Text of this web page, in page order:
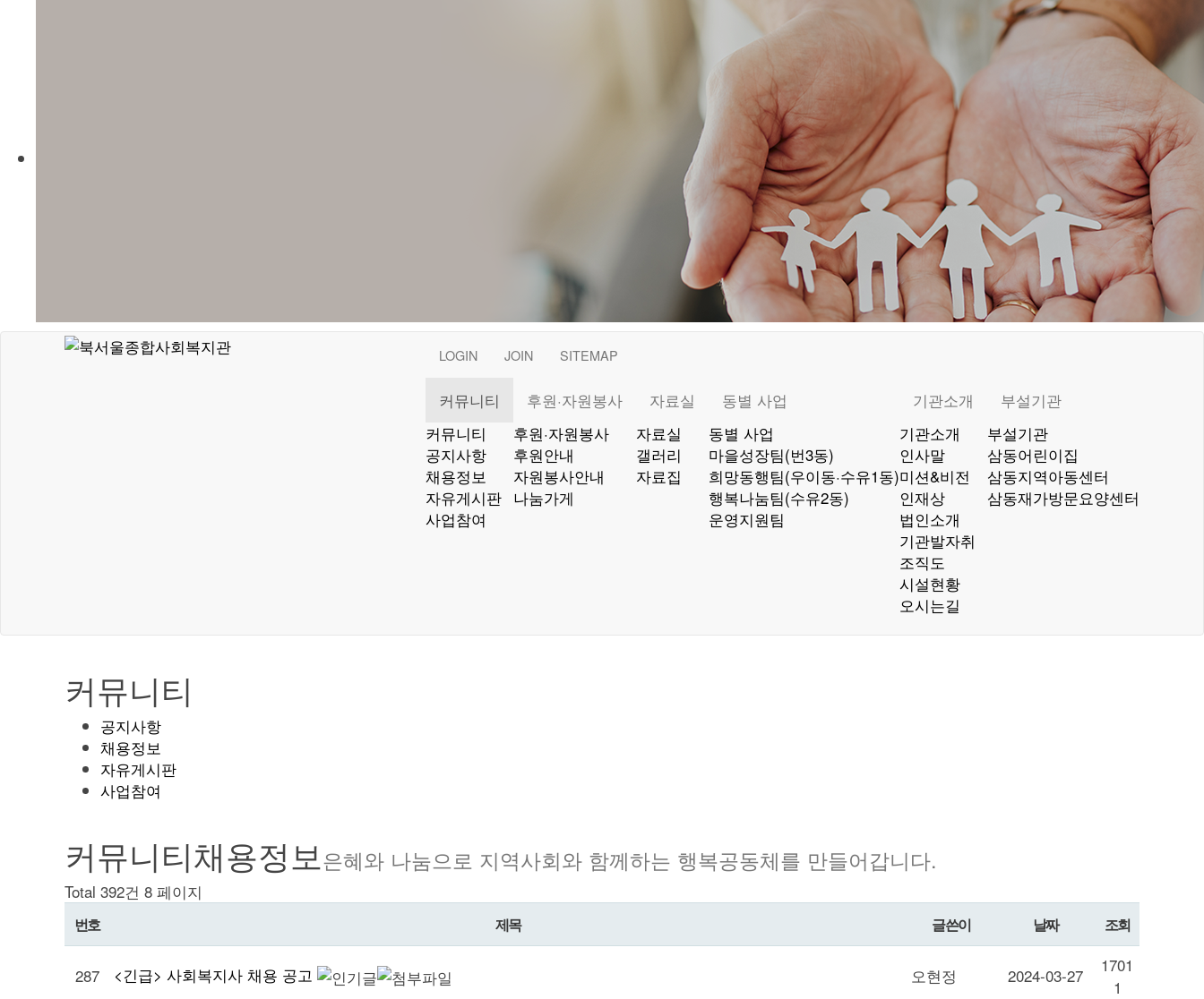
LOGIN JOIN SITEMAP
커뮤니티
커뮤니티
공지사항
채용정보
자유게시판
사업참여
후원·자원봉사
후원·자원봉사
후원안내
자원봉사안내
나눔가게
자료실
자료실
갤러리
자료집
동별 사업
동별 사업
마을성장팀(번3동)
희망동행팀(우이동·수유1동)
행복나눔팀(수유2동)
운영지원팀
기관소개
기관소개
인사말
미션&비전
인재상
법인소개
기관발자취
조직도
시설현황
오시는길
부설기관
부설기관
삼동어린이집
삼동지역아동센터
삼동재가방문요양센터
커뮤니티
공지사항
채용정보
자유게시판
사업참여
커뮤니티채용정보 은혜와 나눔으로 지역사회와 함께하는 행복공동체를 만들어갑니다.
Total 392건 8 페이지
번호 제목 글쓴이 날짜 조회
287 <긴급> 사회복지사 채용 공고 오현정 2024-03-27
1701
1